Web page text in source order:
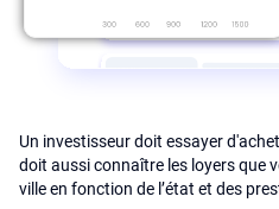
Un investisseur doit essayer
doit aussi connaître les loyers que
ville en fonction de l’état et des